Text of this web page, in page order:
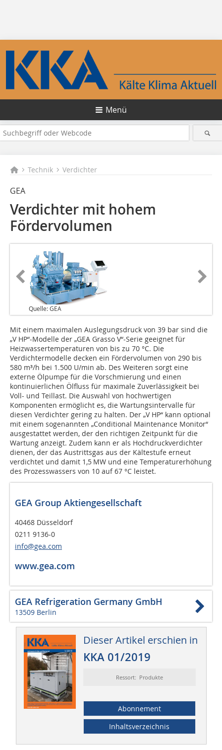
Menü
Technik Verdichter
GEA
Verdichter mit hohem
Fördervolumen
Quelle: GEA
Mit einem maximalen Auslegungsdruck von 39 bar sind die
„V HP“-Modelle der „GEA Grasso V“-Serie geeignet für
Heizwassertemperaturen von bis zu 70 °C. Die
Verdichtermodelle decken ein Fördervolumen von 290 bis
580 m³/h bei 1.500 U/min ab. Des Weiteren sorgt eine
externe Ölpumpe für die Vorschmierung und einen
kontinuierlichen Ölfluss für maximale Zuverlässigkeit bei
Voll- und Teillast. Die Auswahl von hochwertigen
Komponenten ermöglicht es, die Wartungsintervalle für
diesen Verdichter gering zu halten. Der „V HP“ kann optional
mit einem sogenannten „Conditional Maintenance Monitor“
ausgestattet werden, der den richtigen Zeitpunkt für die
Wartung anzeigt. Zudem kann er als Hochdruckverdichter
dienen, der das Austrittsgas aus der Kältestufe erneut
verdichtet und damit 1,5 MW und eine Temperaturerhöhung
des Prozesswassers von 10 auf 67 °C leistet.
GEA Group Aktiengesellschaft
40468 Düsseldorf
0211 9136-0
info@gea.com
www.gea.com
GEA Refrigeration Germany GmbH
13509 Berlin
Dieser Artikel erschien in
KKA 01/2019
Ressort: Produkte
Abonnement
Inhaltsverzeichnis